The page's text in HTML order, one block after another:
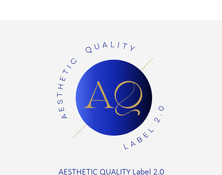
AESTHETIC QUALITY Label 2.0